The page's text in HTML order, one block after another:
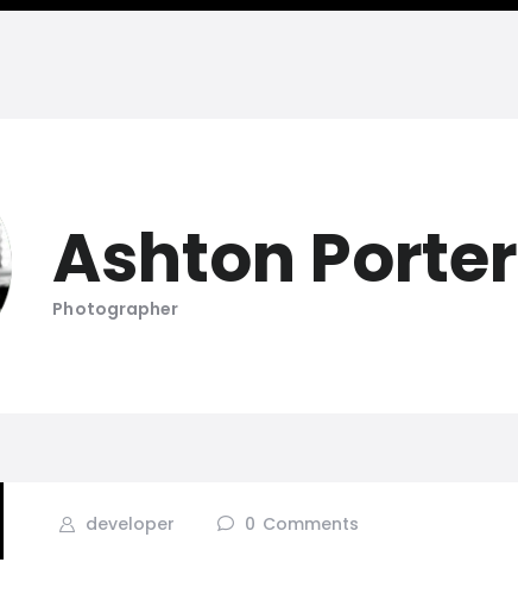
Ashton Porter
Photographer
developer 0 Comments